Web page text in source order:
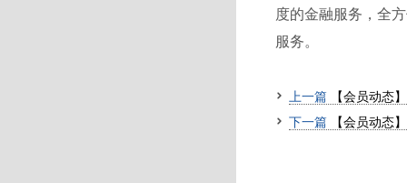
度的金融服务，全
服务。
上一篇
【会员动态】
下一篇
【会员动态